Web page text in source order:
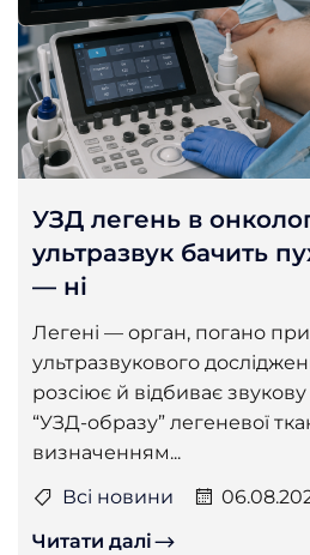
УЗД легень в
ультразвук бачить
— ні
Легені — орган, погано
ультразвукового
розсіює й відбиває
“УЗД-образу” легеневої
визначенням...
Всі новини
Читати далі